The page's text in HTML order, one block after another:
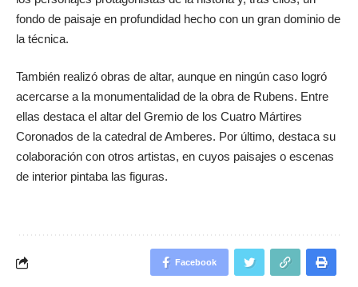
fondo de paisaje en profundidad hecho con un gran dominio de
la técnica.
También realizó obras de altar, aunque en ningún caso logró
acercarse a la monumentalidad de la obra de Rubens. Entre
ellas destaca el altar del Gremio de los Cuatro Mártires
Coronados de la catedral de Amberes. Por último, destaca su
colaboración con otros artistas, en cuyos paisajes o escenas
de interior pintaba las figuras.
Facebook